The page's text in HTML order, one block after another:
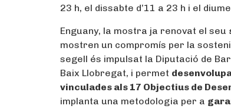
23 h, el dissabte d’11 a 23 h i el
Enguany, la mostra ja renovat el seu
mostren un compromís per la
segell és impulsat la Diputació de
Baix Llobregat, i permet
vinculades als 17 Objectius de
implanta una metodologia per a